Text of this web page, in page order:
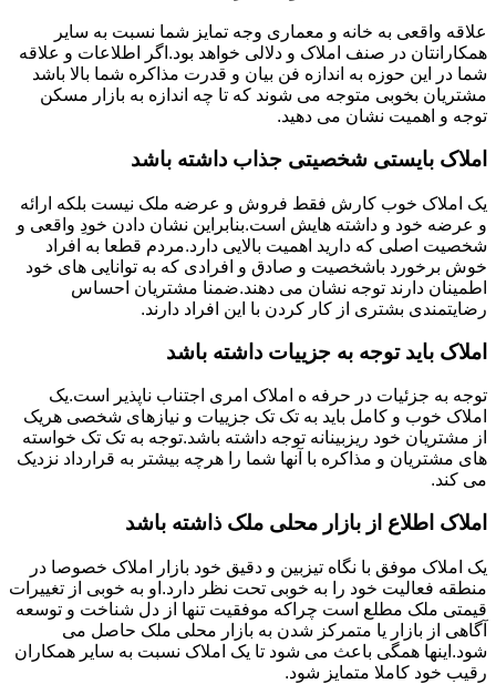
علاقه واقعی به خانه و معماری وجه تمایز شما نسبت به سایر
همکارانتان در صنف املاک و دلالی خواهد بود.اگر اطلاعات و علاقه
شما در این حوزه به اندازه فن بیان و قدرت مذاکره شما بالا باشد
مشتریان بخوبی متوجه می شوند که تا چه اندازه به بازار مسکن
توجه و اهمیت نشان می دهید.
املاک بایستی شخصیتی جذاب داشته باشد
یک املاک خوب کارش فقط فروش و عرضه ملک نیست بلکه ارائه
و عرضه خود و داشته هایش است.بنابراین نشان دادن خودِ واقعی و
شخصیت اصلی که دارید اهمیت بالایی دارد.مردم قطعا به افراد
خوش برخورد باشخصیت و صادق و افرادی که به توانایی های خود
اطمینان دارند توجه نشان می دهند.ضمنا مشتریان احساس
رضایتمندی بشتری از کار کردن با این افراد دارند.
املاک باید توجه به جزییات داشته باشد
توجه به جزئیات در حرفه ه املاک امری اجتناب ناپذیر است.یک
املاک خوب و کامل باید به تک تک جزییات و نیازهای شخصی هریک
از مشتریان خود ریزبینانه توجه داشته باشد.توجه به تک تک خواسته
های مشتریان و مذاکره با آنها شما را هرچه بیشتر به قرارداد نزدیک
می کند.
املاک اطلاع از بازار محلی ملک ذاشته باشد
یک املاک موفق با نگاه تیزبین و دقیق خود بازار املاک خصوصا در
منطقه فعالیت خود را به خوبی تحت نظر دارد.او به خوبی از تغییرات
قیمتی ملک مطلع است چراکه موفقیت تنها از دل شناخت و توسعه
آگاهی از بازار یا متمرکز شدن به بازار محلی ملک حاصل می
شود.اینها همگی باعث می شود تا یک املاک نسبت به سایر همکاران
رقیب خود کاملا متمایز شود.